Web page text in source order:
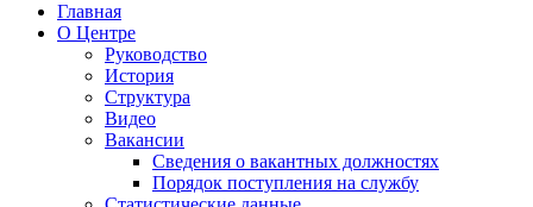
Главная
О Центре
Руководство
История
Структура
Видео
Вакансии
Сведения о вакантных должностях
Порядок поступления на службу